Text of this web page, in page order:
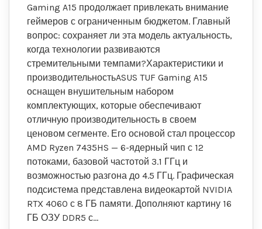
Gaming A15 продолжает привлекать внимание
геймеров с ограниченным бюджетом. Главный
вопрос: сохраняет ли эта модель актуальность,
когда технологии развиваются
стремительными темпами?Характеристики и
производительностьASUS TUF Gaming A15
оснащен внушительным набором
комплектующих, которые обеспечивают
отличную производительность в своем
ценовом сегменте. Его основой стал процессор
AMD Ryzen 7435HS — 6-ядерный чип с 12
потоками, базовой частотой 3.1 ГГц и
возможностью разгона до 4.5 ГГц. Графическая
подсистема представлена видеокартой NVIDIA
RTX 4060 с 8 ГБ памяти. Дополняют картину 16
ГБ ОЗУ DDR5 с…